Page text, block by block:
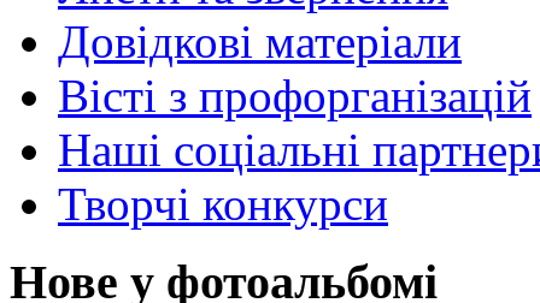
Довідкові матеріали
Вісті з профорганізацій
Наші соціальні
Творчі конкурси
Нове у фотоальбомі